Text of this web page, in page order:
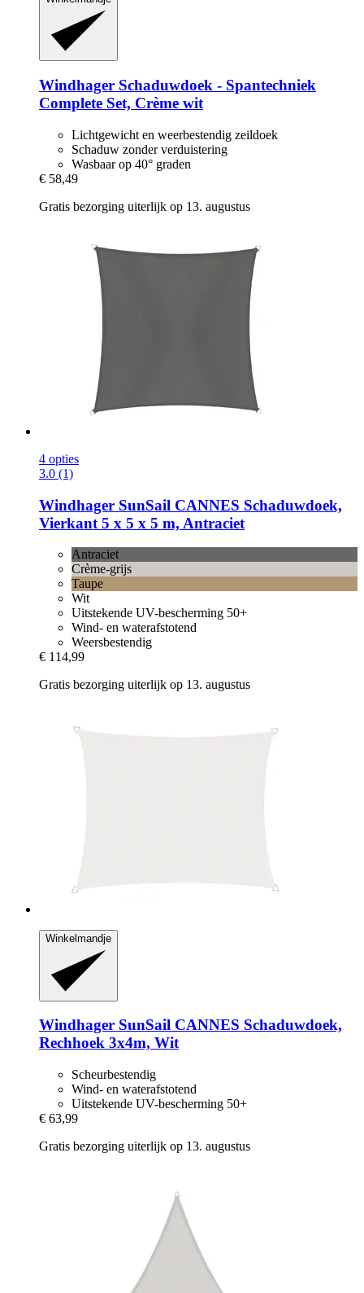
Windhager Schaduwdoek -​ Spantechniek
Complete Set, Crème wit
Lichtgewicht en weerbestendig zeildoek
Schaduw zonder verduistering
Wasbaar op 40° graden
€ 58,49
Gratis bezorging uiterlijk op 13. augustus
4 opties
3.0 (1)
Windhager SunSail CANNES Schaduwdoek,
Vierkant 5 x 5 x 5 m, Antraciet
Antraciet
Crème-grijs
Taupe
Wit
Uitstekende UV-bescherming 50+
Wind- en waterafstotend
Weersbestendig
€ 114,99
Gratis bezorging uiterlijk op 13. augustus
Winkelmandje
Windhager SunSail CANNES Schaduwdoek,
Rechhoek 3x4m, Wit
Scheurbestendig
Wind- en waterafstotend
Uitstekende UV-bescherming 50+
€ 63,99
Gratis bezorging uiterlijk op 13. augustus